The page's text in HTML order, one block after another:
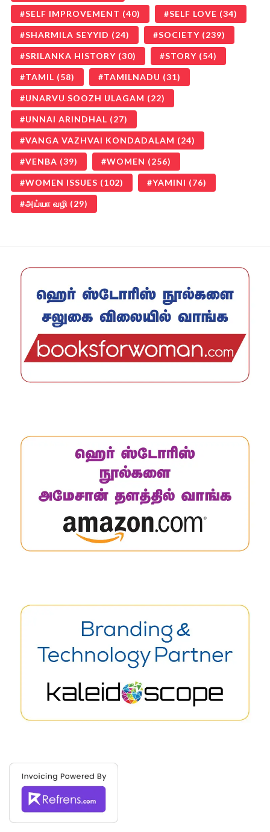
SELF IMPROVEMENT (40) SELF LOVE (34)
SHARMILA SEYYID (24) SOCIETY (239)
SRILANKA HISTORY (30) STORY (54)
TAMIL (58) TAMILNADU (31)
UNARVU SOOZH ULAGAM (22)
UNNAI ARINDHAL (27)
VANGA VAZHVAI KONDADALAM (24)
VENBA (39) WOMEN (256)
WOMEN ISSUES (102) YAMINI (76)
அய்யா வழி (29)